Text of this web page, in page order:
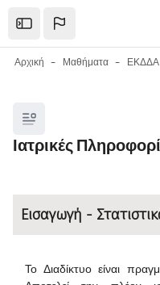
Open the sidebar
Αρχική Μαθήματα ΕΚΔΔΑ
Μπλοκ
Ιατρικές
Μπλοκ
Εισαγωγή -
Το Διαδίκτυο είναι